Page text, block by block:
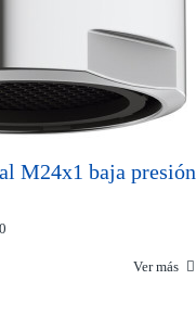
M24x1 baja presión
Ver más